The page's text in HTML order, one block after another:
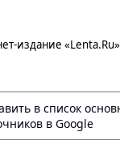
издание
в список
в Google